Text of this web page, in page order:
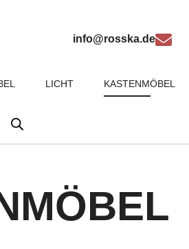
info@rosska.de
LICHT KASTENMÖBEL